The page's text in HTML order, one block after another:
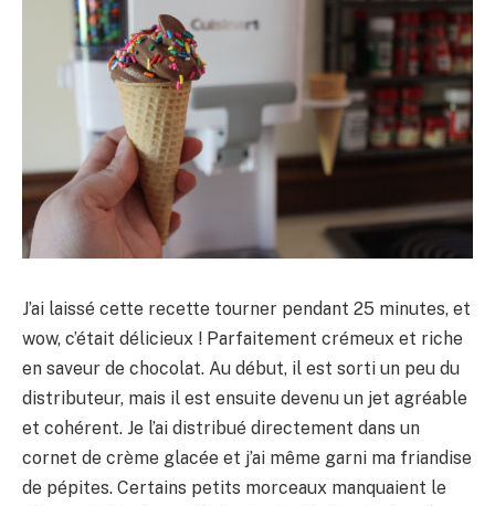
J’ai laissé cette recette tourner pendant 25 minutes, et
wow, c’était délicieux ! Parfaitement crémeux et riche
en saveur de chocolat. Au début, il est sorti un peu du
distributeur, mais il est ensuite devenu un jet agréable
et cohérent. Je l’ai distribué directement dans un
cornet de crème glacée et j’ai même garni ma friandise
de pépites. Certains petits morceaux manquaient le